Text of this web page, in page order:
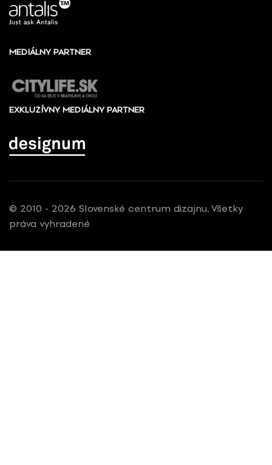
MEDIÁLNY PARTNER
EXKLUZÍVNY MEDIÁLNY PARTNER
© 2010 - 2026 Slovenské centrum dizajnu, Všetky
práva vyhradené